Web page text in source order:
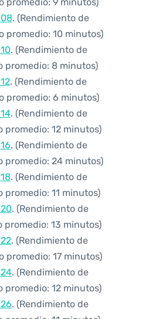
. (Rendimiento de
promedio: 10 minutos)
. (Rendimiento de
promedio: 8 minutos)
. (Rendimiento de
promedio: 6 minutos)
. (Rendimiento de
promedio: 12 minutos)
. (Rendimiento de
promedio: 24 minutos)
. (Rendimiento de
11 minutos)
. (Rendimiento de
promedio: 13 minutos)
. (Rendimiento de
promedio: 17 minutos)
. (Rendimiento de
promedio: 12 minutos)
. (Rendimiento de